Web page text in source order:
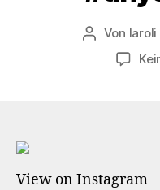
Beitragsautor
Von laroli
View on Instagram